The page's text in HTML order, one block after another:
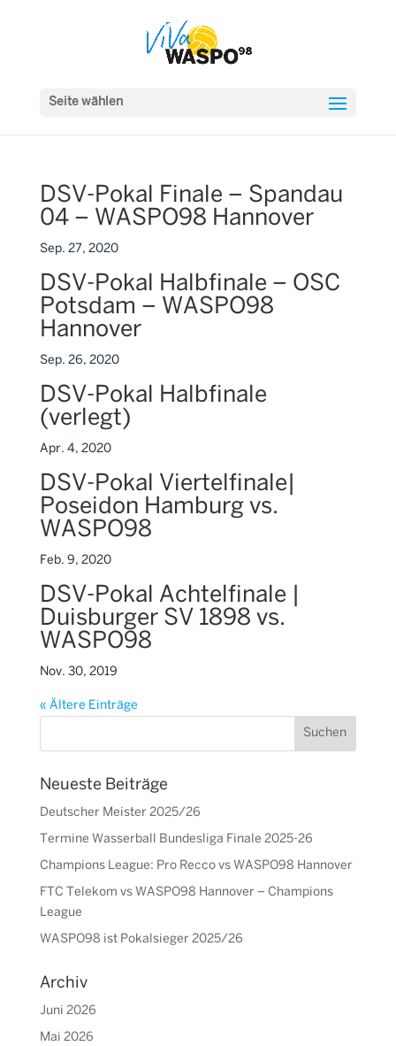
Seite wählen
DSV-Pokal Finale – Spandau
04 – WASPO98 Hannover
Sep. 27, 2020
DSV-Pokal Halbfinale – OSC
Potsdam – WASPO98
Hannover
Sep. 26, 2020
DSV-Pokal Halbfinale
(verlegt)
Apr. 4, 2020
DSV-Pokal Viertelfinale|
Poseidon Hamburg vs.
WASPO98
Feb. 9, 2020
DSV-Pokal Achtelfinale |
Duisburger SV 1898 vs.
WASPO98
Nov. 30, 2019
« Ältere Einträge
Neueste Beiträge
Deutscher Meister 2025/26
Termine Wasserball Bundesliga Finale 2025-26
Champions League: Pro Recco vs WASPO98 Hannover
FTC Telekom vs WASPO98 Hannover – Champions
League
WASPO98 ist Pokalsieger 2025/26
Archiv
Juni 2026
Mai 2026